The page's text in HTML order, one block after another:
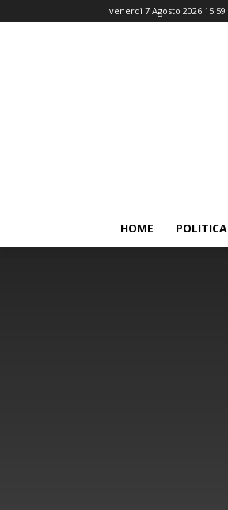
venerdì 7 Agosto 2026 15:59
HOME POLITICA